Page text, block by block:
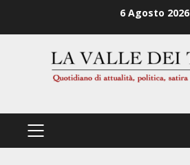
6 Agosto 2026
PRIMÄRES